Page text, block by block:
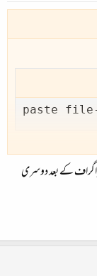
paste
کے بعد دوسری